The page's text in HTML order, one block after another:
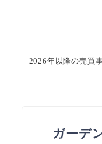
2026年以降の売買
ガーデ